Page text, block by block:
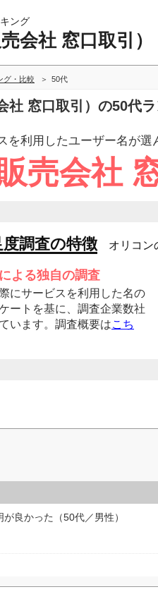
ング
会社 窓口取引）
グ・比較 50代
社 窓口取引）の50代
を利用したユーザー名が選
売会社
調査の特徴 オリコン
よる独自の調査
にサービスを利用した名の
ートを基に、調査企業数社
います。調査概要はこち
良かった（50代／男性）